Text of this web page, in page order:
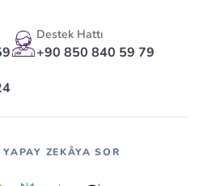
ZEKÂYA SOR
Destek Hattı
+90 850 840 59 79